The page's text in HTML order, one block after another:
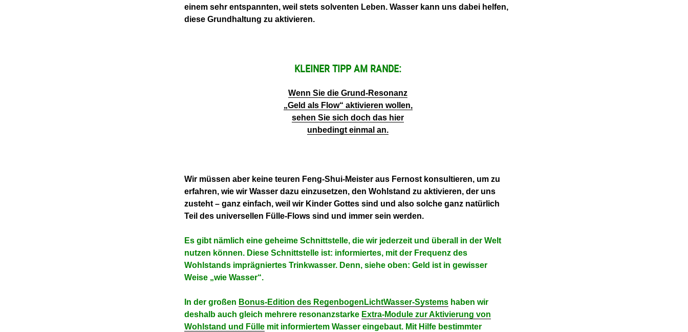
einem sehr entspannten, weil stets solventen Leben. Wasser kann uns dabei helfen,
diese Grundhaltung zu aktivieren.
KLEINER TIPP AM RANDE:
Wenn Sie die Grund-Resonanz
„Geld als Flow“ aktivieren wollen,
sehen Sie sich doch das hier
unbedingt einmal an.
Wir müssen aber keine teuren Feng-Shui-Meister aus Fernost konsultieren, um zu
erfahren, wie wir Wasser dazu einzusetzen, den Wohlstand zu aktivieren, der uns
zusteht – ganz einfach, weil wir Kinder Gottes sind und also solche ganz natürlich
Teil des universellen Fülle-Flows sind und immer sein werden.
Es gibt nämlich eine geheime Schnittstelle, die wir jederzeit und überall in der Welt
nutzen können. Diese Schnittstelle ist: informiertes, mit der Frequenz des
Wohlstands imprägniertes Trinkwasser. Denn, siehe oben: Geld ist in gewisser
Weise „wie Wasser“.
In der großen Bonus-Edition des RegenbogenLichtWasser-Systems haben wir
deshalb auch gleich mehrere resonanzstarke Extra-Module zur Aktivierung von
Wohlstand und Fülle mit informiertem Wasser eingebaut. Mit Hilfe bestimmter